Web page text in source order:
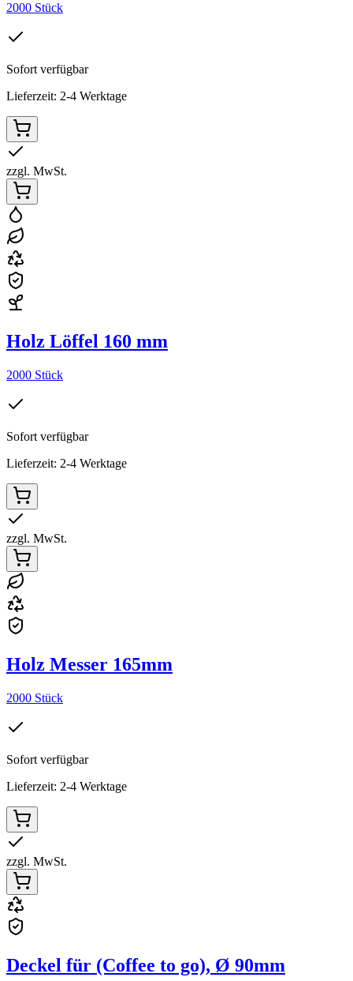
2000 Stück
Sofort verfügbar
Lieferzeit: 2-4 Werktage
zzgl. MwSt.
Holz Löffel 160 mm
2000 Stück
Sofort verfügbar
Lieferzeit: 2-4 Werktage
zzgl. MwSt.
Holz Messer 165mm
2000 Stück
Sofort verfügbar
Lieferzeit: 2-4 Werktage
zzgl. MwSt.
Deckel für (Coffee to go), Ø 90mm